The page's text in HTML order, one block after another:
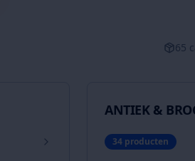
65
ANTIEK &
34 producten